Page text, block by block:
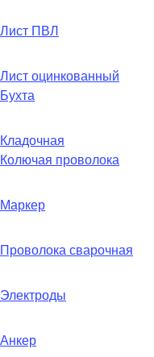
Лист ПВЛ
Лист оцинкованный
Бухта
Кладочная
Колючая проволока
Маркер
Проволока сварочная
Электроды
Анкер